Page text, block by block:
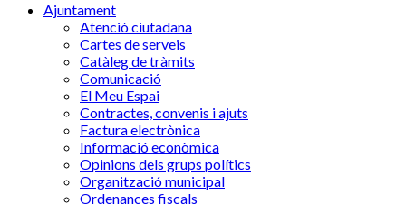
Ajuntament
Atenció ciutadana
Cartes de serveis
Catàleg de tràmits
Comunicació
El Meu Espai
Contractes, convenis i ajuts
Factura electrònica
Informació econòmica
Opinions dels grups polítics
Organització municipal
Ordenances fiscals